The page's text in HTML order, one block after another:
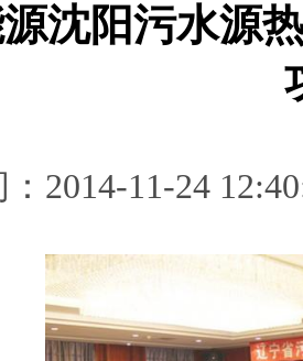
沈阳污水源
：2014-11-24